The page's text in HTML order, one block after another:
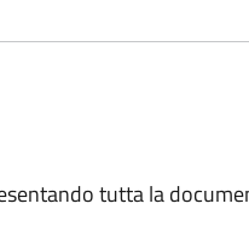
tutta la